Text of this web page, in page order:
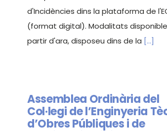
d'Incidències dins la plataforma de
(format digital). Modalitats
partir d'ara, disposeu dins de la [...]
Assemblea Ordinària del
Col·legi de l’Enginyeria
d’Obres Públiques i de